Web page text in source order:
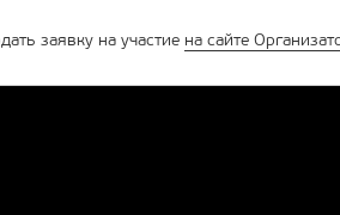
заявку на участие на сайте